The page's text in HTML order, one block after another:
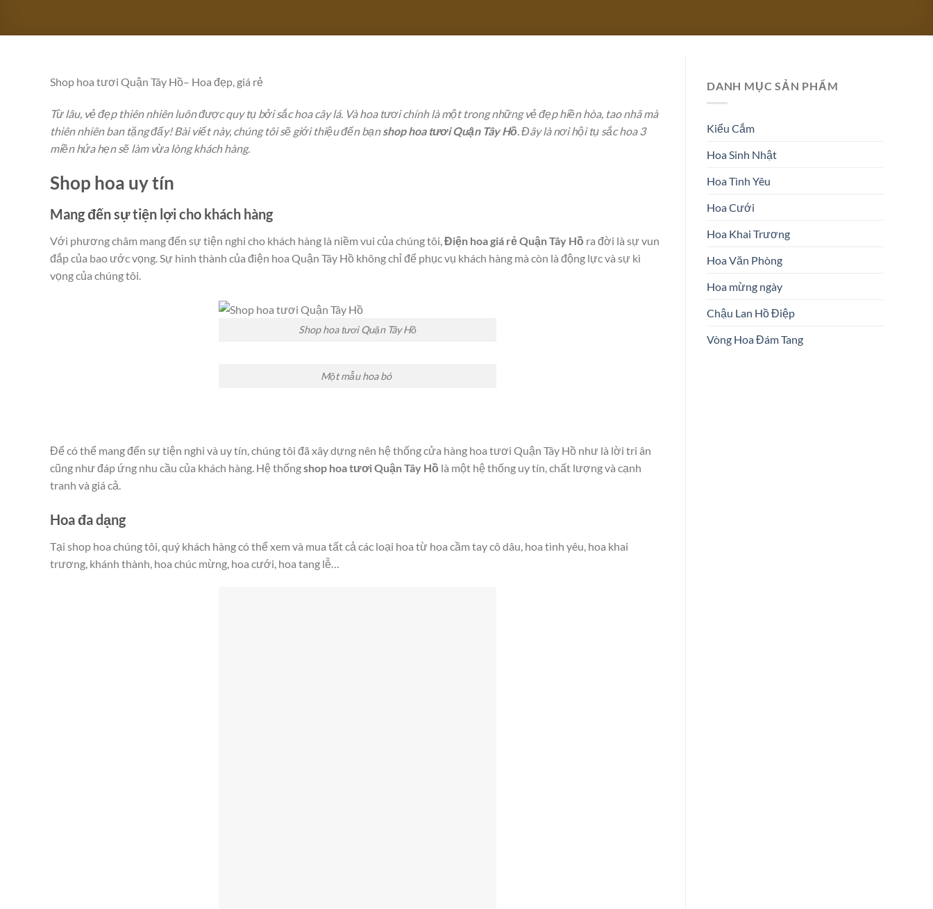
Shop hoa tươi Quận Tây Hồ– Hoa đẹp, giá rẻ
Từ lâu, vẻ đẹp thiên nhiên luôn được quy tụ bởi sắc hoa cây lá. Và hoa tươi chính là một trong những vẻ đẹp hiền hòa, tao nhã mà
thiên nhiên ban tặng đấy! Bài viết này, chúng tôi sẽ giới thiệu đến bạn shop hoa tươi Quận Tây Hồ . Đây là nơi hội tụ sắc hoa 3
miền hứa hẹn sẽ làm vừa lòng khách hàng.
Shop hoa uy tín
Mang đến sự tiện lợi cho khách hàng
Với phương châm mang đến sự tiện nghi cho khách hàng là niềm vui của chúng tôi,Điện hoa giá rẻ Quận Tây Hồ ra đời là sự vun
đắp của bao ước vọng. Sự hình thành của điện hoa Quận Tây Hồ không chỉ để phục vụ khách hàng mà còn là động lực và sự kì
vọng của chúng tôi.
Shop hoa tươi Quận Tây Hồ
Một mẫu hoa bó
Để có thể mang đến sự tiện nghi và uy tín, chúng tôi đã xây dựng nên hệ thống cửa hàng hoa tươi Quận Tây Hồ như là lời tri ân
cũng như đáp ứng nhu cầu của khách hàng. Hệ thốngshop hoa tươi Quận Tây Hồ là một hệ thống uy tín, chất lượng và cạnh
tranh và giá cả.
Hoa đa dạng
Tại shop hoa chúng tôi, quý khách hàng có thể xem và mua tất cả các loại hoa từ hoa cầm tay cô dâu, hoa tình yêu, hoa khai
trương, khánh thành, hoa chúc mừng, hoa cưới, hoa tang lễ…
DANH MỤC SẢN PHẨM
Kiểu Cắm
Hoa Sinh Nhật
Hoa Tình Yêu
Hoa Cưới
Hoa Khai Trương
Hoa Văn Phòng
Hoa mừng ngày
Chậu Lan Hồ Điệp
Vòng Hoa Đám Tang